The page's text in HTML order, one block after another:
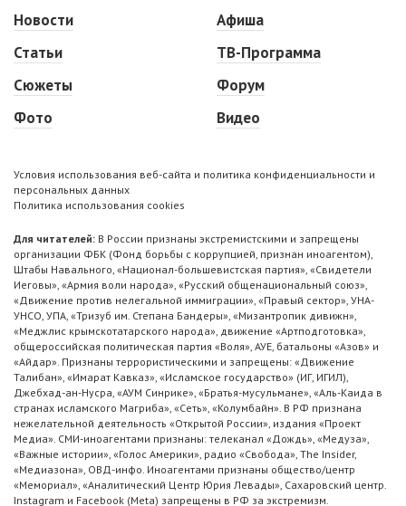
Новости
Статьи
Сюжеты
Фото
Афиша
ТВ-Программа
Форум
Видео
Условия использования веб-сайта и политика конфиденциальности и
персональных данных
Политика использования cookies
Для читателей: В России признаны экстремистскими и запрещены
организации ФБК (Фонд борьбы с коррупцией, признан иноагентом),
Штабы Навального, «Национал-большевистская партия», «Свидетели
Иеговы», «Армия воли народа», «Русский общенациональный союз»,
«Движение против нелегальной иммиграции», «Правый сектор», УНА-
УНСО, УПА, «Тризуб им. Степана Бандеры», «Мизантропик дивижн»,
«Меджлис крымскотатарского народа», движение «Артподготовка»,
общероссийская политическая партия «Воля», АУЕ, батальоны «Азов» и
«Айдар». Признаны террористическими и запрещены: «Движение
Талибан», «Имарат Кавказ», «Исламское государство» (ИГ, ИГИЛ),
Джебхад-ан-Нусра, «АУМ Синрике», «Братья-мусульмане», «Аль-Каида в
странах исламского Магриба», «Сеть», «Колумбайн». В РФ признана
нежелательной деятельность «Открытой России», издания «Проект
Медиа». СМИ-иноагентами признаны: телеканал «Дождь», «Медуза»,
«Важные истории», «Голос Америки», радио «Свобода», The Insider,
«Медиазона», ОВД-инфо. Иноагентами признаны общество/центр
«Мемориал», «Аналитический Центр Юрия Левады», Сахаровский центр.
Instagram и Facebook (Metа) запрещены в РФ за экстремизм.